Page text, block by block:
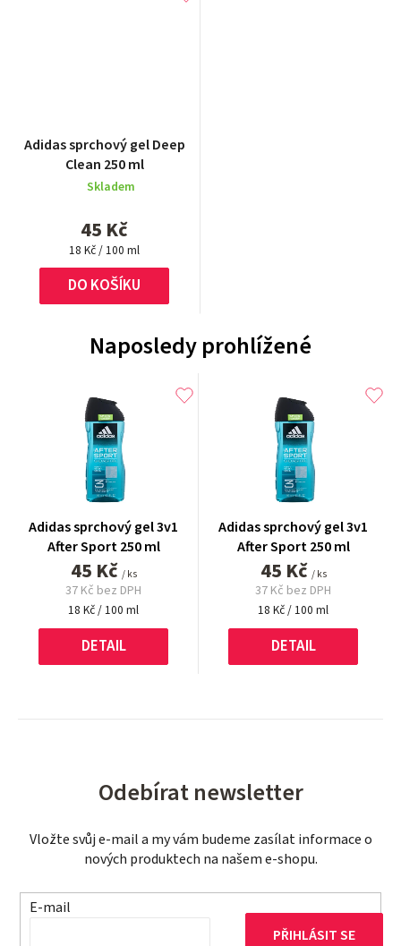
Adidas sprchový gel Deep
Clean 250 ml
Skladem
45 Kč
Měrná
cena:
18 Kč / 100 ml
DO KOŠÍKU
Naposledy prohlížené
Adidas sprchový gel 3v1
After Sport 250 ml
45 Kč / ks
37 Kč bez DPH
Měrná
18 Kč / 100 ml
DETAIL
Adidas sprchový gel 3v1
After Sport 250 ml
45 Kč / ks
37 Kč bez DPH
Měrná
18 Kč / 100 ml
DETAIL
Odebírat newsletter
Vložte svůj e-mail a my vám budeme zasílat informace o
nových produktech na našem e-shopu.
E-mail
PŘIHLÁSIT SE